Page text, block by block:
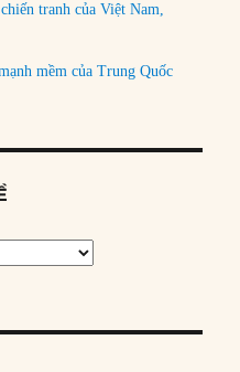
tranh của Việt Nam,
mềm của Trung Quốc